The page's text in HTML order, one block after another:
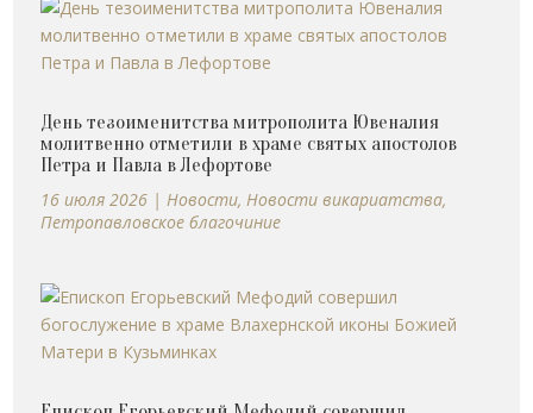
День тезоименитства митрополита Ювеналия
молитвенно отметили в храме святых апостолов
Петра и Павла в Лефортове
16 июля 2026 |Новости,Новости викариатства,
Петропавловское благочиние